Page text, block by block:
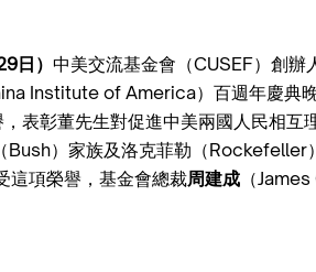
日） 中美交流基金會（CUSEF）創辦
Institute of America）百週年慶典
彰董先生對促進中美兩國人民相互
）家族及洛克菲勒（Rockefeller
這項榮譽，基金會總裁周建成 （